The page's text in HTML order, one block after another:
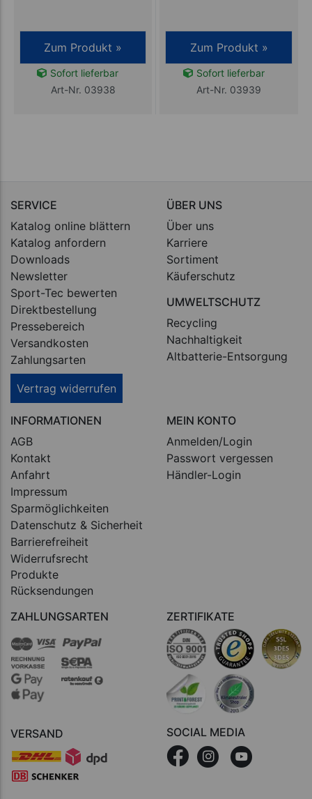
Zum Produkt »
Sofort lieferbar
Art-Nr. 03938
Zum Produkt »
Sofort lieferbar
Art-Nr. 03939
SERVICE
Katalog online blättern
Katalog anfordern
Downloads
Newsletter
Sport-Tec bewerten
Direktbestellung
Pressebereich
Versandkosten
Zahlungsarten
Vertrag widerrufen
ÜBER UNS
Über uns
Karriere
Sortiment
Käuferschutz
UMWELTSCHUTZ
Recycling
Nachhaltigkeit
Altbatterie-Entsorgung
INFORMATIONEN
AGB
Kontakt
Anfahrt
Impressum
Sparmöglichkeiten
Datenschutz & Sicherheit
Barrierefreiheit
Widerrufsrecht
Produkte
Rücksendungen
MEIN KONTO
Anmelden/Login
Passwort vergessen
Händler-Login
ZAHLUNGSARTEN
VERSAND
ZERTIFIKATE
SOCIAL MEDIA